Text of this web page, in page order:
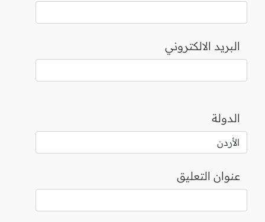
البريد الالكتروني
الدولة
عنوان التعليق